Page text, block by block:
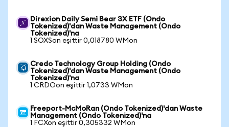
Direxion Daily Semi Bear 3X ETF (Ondo
Tokenized)'dan Waste Management (Ondo
Tokenized)'na
1 SOXSon eşittir 0,018780 WMon
Credo Technology Group Holding (Ondo
Tokenized)'dan Waste Management (Ondo
Tokenized)'na
1 CRDOon eşittir 1,0733 WMon
Freeport-McMoRan (Ondo Tokenized)'dan Waste
Management (Ondo Tokenized)'na
1 FCXon eşittir 0,305332 WMon